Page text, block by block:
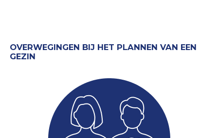
OVERWEGINGEN BIJ HET PLANNEN VAN EEN
GEZIN